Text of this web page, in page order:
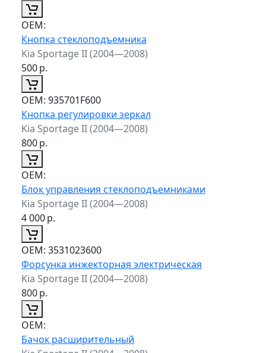
ОЕМ:
Кнопка стеклоподъемника
Kia Sportage II (2004—2008)
500р.
ОЕМ: 935701F600
Кнопка регулировки зеркал
Kia Sportage II (2004—2008)
800р.
ОЕМ:
Блок управления стеклоподъемниками
Kia Sportage II (2004—2008)
4 000р.
ОЕМ: 3531023600
Форсунка инжекторная электрическая
Kia Sportage II (2004—2008)
800р.
ОЕМ:
Бачок расширительный